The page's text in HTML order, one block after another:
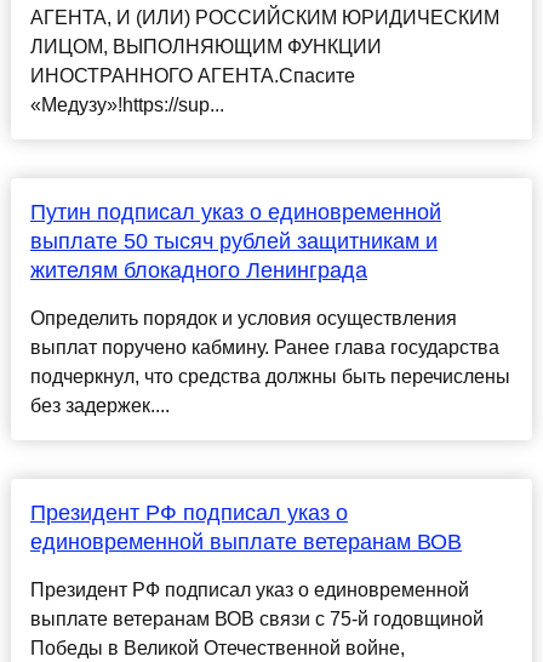
АГЕНТА, И (ИЛИ) РОССИЙСКИМ ЮРИДИЧЕСКИМ
ЛИЦОМ, ВЫПОЛНЯЮЩИМ ФУНКЦИИ
ИНОСТРАННОГО АГЕНТА.Спасите
«Медузу»!https://sup...
Путин подписал указ о единовременной
выплате 50 тысяч рублей защитникам и
жителям блокадного Ленинграда
Определить порядок и условия осуществления
выплат поручено кабмину. Ранее глава государства
подчеркнул, что средства должны быть перечислены
без задержек....
Президент РФ подписал указ о
единовременной выплате ветеранам ВОВ
Президент РФ подписал указ о единовременной
выплате ветеранам ВОВ связи с 75-й годовщиной
Победы в Великой Отечественной войне,